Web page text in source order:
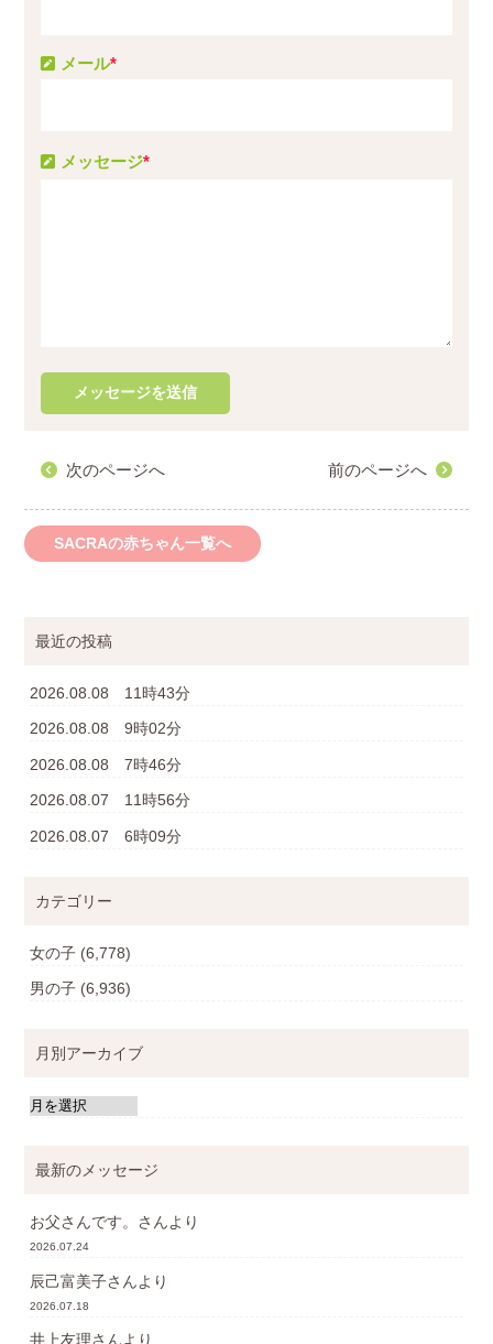
メッセージ*
メール*
次のページへ 前のページへ
SACRAの赤ちゃん一覧へ
最近の投稿
2026.08.08 11時43分
2026.08.08 9時02分
2026.08.08 7時46分
2026.08.07 11時56分
2026.08.07 6時09分
カテゴリー
女の子 (6,778)
男の子 (6,936)
月別アーカイブ
最新のメッセージ
お父さんです。 さんより
2026.07.24
辰己富美子さんより
2026.07.18
井上友理さんより